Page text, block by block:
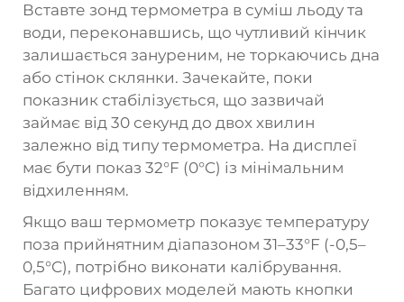
Вставте зонд термометра в суміш льоду та
води, переконавшись, що чутливий кінчик
залишається зануреним, не торкаючись дна
або стінок склянки. Зачекайте, поки
показник стабілізується, що зазвичай
займає від 30 секунд до двох хвилин
залежно від типу термометра. На дисплеї
має бути показ 32°F (0°C) із мінімальним
відхиленням.
Якщо ваш термометр показує температуру
поза прийнятним діапазоном 31–33°F (-0,5–
0,5°C), потрібно виконати калібрування.
Багато цифрових моделей мають кнопки